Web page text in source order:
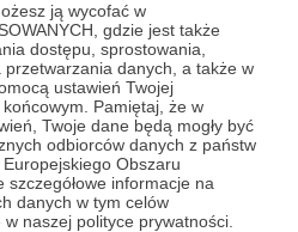
ją wycofać w
gdzie jest także
dostępu, sprostowania,
danych, a także w
ustawień Twojej
Pamiętaj, że w
Twoje dane będą mogły być
odbiorców danych z państw
Obszaru
szczegółowe informacje na
danych w tym celów
naszej polityce prywatności.
Popiełuszki